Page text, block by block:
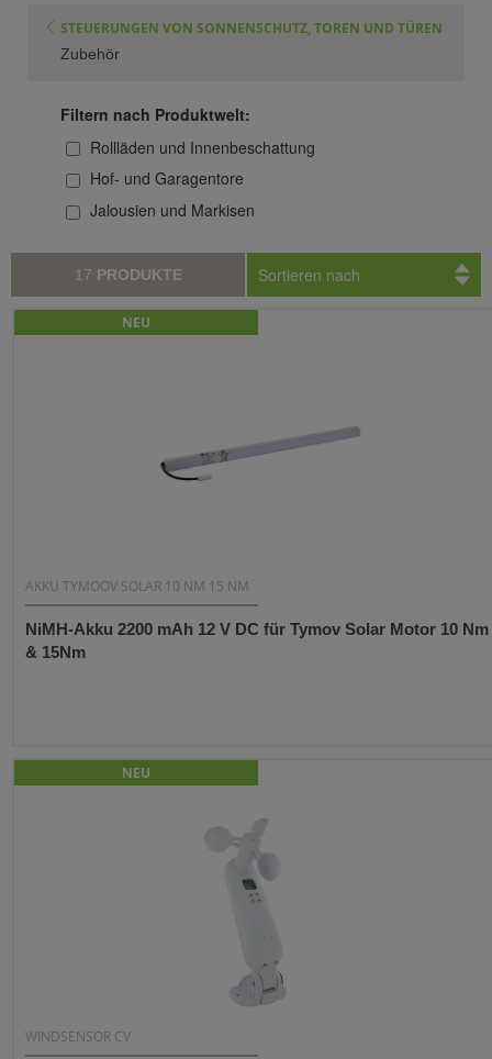
STEUERUNGEN VON SONNENSCHUTZ, TOREN UND TÜREN
Zubehör
Filtern nach Produktwelt:
Rollläden und Innenbeschattung
Hof- und Garagentore
Jalousien und Markisen
17 PRODUKTE Sortieren nach
NEU
AKKU TYMOOV SOLAR 10 NM 15 NM
NiMH-Akku 2200 mAh 12 V DC für Tymov Solar Motor 10 Nm
& 15Nm
NEU
WINDSENSOR CV